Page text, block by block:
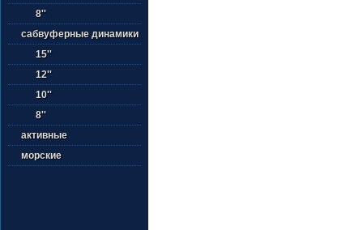
8''
сабвуферные динамики
15''
12''
10''
8''
активные
морские